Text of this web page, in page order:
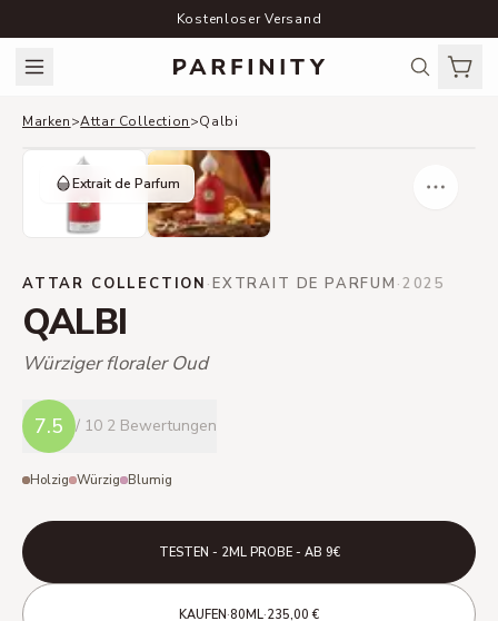
Kostenloser Versand
Marken>Attar Collection>Qalbi
Extrait de Parfum
ATTAR COLLECTION ·EXTRAIT DE PARFUM ·2025
QALBI
Würziger floraler Oud
7.5 / 10 2 Bewertungen
Holzig Würzig Blumig
TESTEN - 2ML PROBE - AB 9€
KAUFEN·80ML·235,00 €